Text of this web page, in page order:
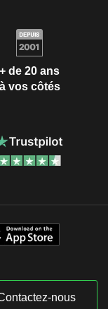
+ de 20 ans
à vos côtés
nous